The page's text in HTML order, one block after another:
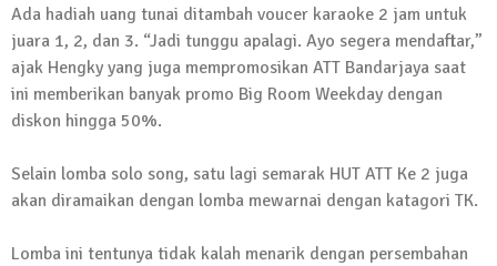
Kembali Laksanakan Sosialisasi 4 Pilar
Kebangsaan, Kali Ini Digelar di Tubaba
2 Februari 2024 | 11:48
Ada hadiah uang tunai ditambah voucer karaoke 2 jam untuk
juara 1, 2, dan 3. “Jadi tunggu apalagi. Ayo segera mendaftar,”
ajak Hengky yang juga mempromosikan ATT Bandarjaya saat
ini memberikan banyak promo Big Room Weekday dengan
diskon hingga 50%.
Selain lomba solo song, satu lagi semarak HUT ATT Ke 2 juga
akan diramaikan dengan lomba mewarnai dengan katagori TK.
Lomba ini tentunya tidak kalah menarik dengan persembahan